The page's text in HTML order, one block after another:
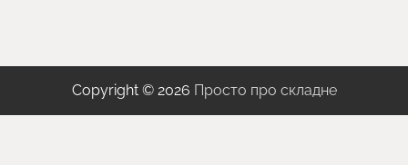
Copyright © 2026 Просто про складне